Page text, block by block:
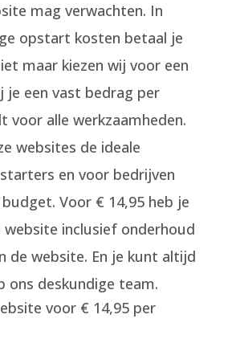
mag verwachten. In
opstart kosten betaal je
maar kiezen wij voor een
je een vast bedrag per
voor alle werkzaamheden.
websites de ideale
en voor bedrijven
Voor € 14,95 heb je
inclusief onderhoud
de website. En je kunt altijd
ons deskundige team.
voor € 14,95 per